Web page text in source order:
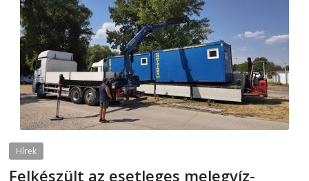
Hírek
Felkészült az esetleges melegvíz-